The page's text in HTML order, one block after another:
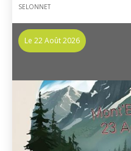
SELONNET
Le 22 Août 2026